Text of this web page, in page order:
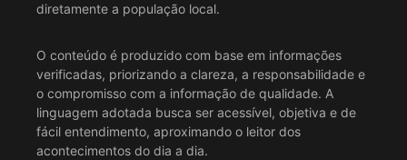
diretamente a população local.
O conteúdo é produzido com base em informações
verificadas, priorizando a clareza, a responsabilidade e
o compromisso com a informação de qualidade. A
linguagem adotada busca ser acessível, objetiva e de
fácil entendimento, aproximando o leitor dos
acontecimentos do dia a dia.